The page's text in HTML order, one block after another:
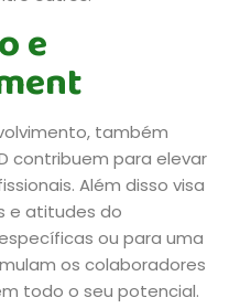
e
também
contribuem para elevar
Além disso visa
e atitudes do
ou para uma
os colaboradores
todo o seu potencial.